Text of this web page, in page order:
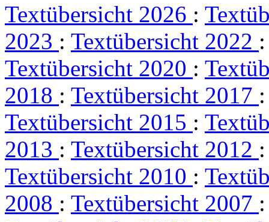
Textübersicht 2026 :
2023 : Textübersicht 2022
Textübersicht 2020 :
2018 : Textübersicht 2017
Textübersicht 2015 :
2013 : Textübersicht 2012
Textübersicht 2010 :
2008 : Textübersicht 2007